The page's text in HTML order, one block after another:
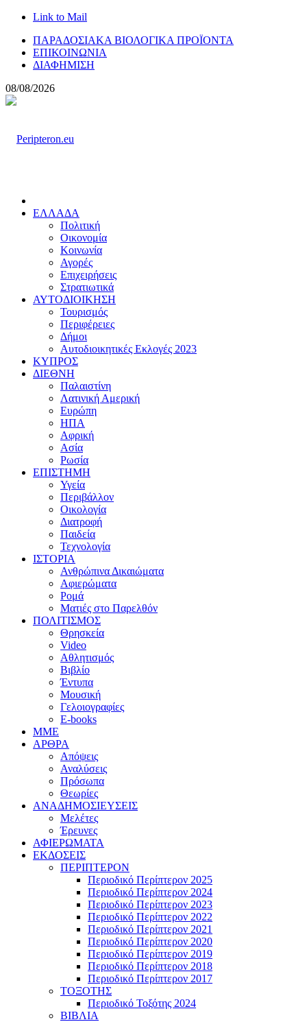
Link to Mail
ΠΑΡΑΔΟΣΙΑΚΑ ΒΙΟΛΟΓΙΚΑ ΠΡΟΪΟΝΤΑ
ΕΠΙΚΟΙΝΩΝΙΑ
ΔΙΑΦΗΜΙΣΗ
08/08/2026
ΕΛΛΑΔΑ
Πολιτική
Οικονομία
Κοινωνία
Αγορές
Επιχειρήσεις
Στρατιωτικά
ΑΥΤΟΔΙΟΙΚΗΣΗ
Τουρισμός
Περιφέρειες
Δήμοι
Αυτοδιοικητικές Εκλογές 2023
ΚΥΠΡΟΣ
ΔΙΕΘΝΗ
Παλαιστίνη
Λατινική Αμερική
Ευρώπη
ΗΠΑ
Αφρική
Ασία
Ρωσία
ΕΠΙΣΤΗΜΗ
Υγεία
Περιβάλλον
Οικολογία
Διατροφή
Παιδεία
Τεχνολογία
ΙΣΤΟΡΙΑ
Ανθρώπινα Δικαιώματα
Αφιερώματα
Ρομά
Ματιές στο Παρελθόν
ΠΟΛΙΤΙΣΜΟΣ
Θρησκεία
Video
Αθλητισμός
Βιβλίο
Έντυπα
Μουσική
Γελοιογραφίες
E-books
MME
ΑΡΘΡΑ
Απόψεις
Αναλύσεις
Πρόσωπα
Θεωρίες
ΑΝΑΔΗΜΟΣΙΕΥΣΕΙΣ
Μελέτες
Έρευνες
ΑΦΙΕΡΩΜΑΤΑ
ΕΚΔΟΣΕΙΣ
ΠΕΡΙΠΤΕΡΟΝ
Περιοδικό Περίπτερον 2025
Περιοδικό Περίπτερον 2024
Περιοδικό Περίπτερον 2023
Περιοδικό Περίπτερον 2022
Περιοδικό Περίπτερον 2021
Περιοδικό Περίπτερον 2020
Περιοδικό Περίπτερον 2019
Περιοδικό Περίπτερον 2018
Περιοδικό Περίπτερον 2017
ΤΟΞΟΤΗΣ
Περιοδικό Τοξότης 2024
ΒΙΒΛΙΑ